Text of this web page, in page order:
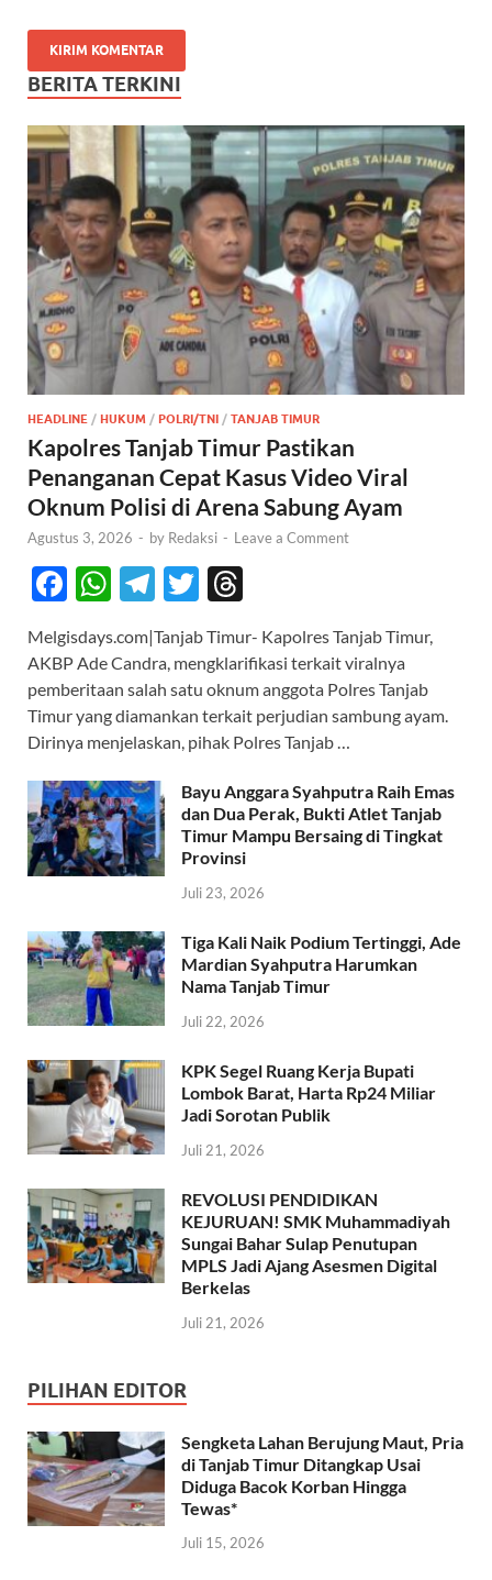
BERITA TERKINI
HEADLINE / HUKUM / POLRI/TNI / TANJAB TIMUR
Kapolres Tanjab Timur Pastikan
Penanganan Cepat Kasus Video Viral
Oknum Polisi di Arena Sabung Ayam
Agustus 3, 2026 - by Redaksi - Leave a Comment
F
e
b
o
o
k
W
at
s
A
p
p
T
e
gr
a
m
T
itt
er
e
a
ds
Melgisdays.com|Tanjab Timur- Kapolres Tanjab Timur,
AKBP Ade Candra, mengklarifikasi terkait viralnya
pemberitaan salah satu oknum anggota Polres Tanjab
Timur yang diamankan terkait perjudian sambung ayam.
Dirinya menjelaskan, pihak Polres Tanjab …
Bayu Anggara Syahputra Raih Emas
dan Dua Perak, Bukti Atlet Tanjab
Timur Mampu Bersaing di Tingkat
Provinsi
Juli 23, 2026
Tiga Kali Naik Podium Tertinggi, Ade
Mardian Syahputra Harumkan
Nama Tanjab Timur
Juli 22, 2026
KPK Segel Ruang Kerja Bupati
Lombok Barat, Harta Rp24 Miliar
Jadi Sorotan Publik
Juli 21, 2026
REVOLUSI PENDIDIKAN
KEJURUAN! SMK Muhammadiyah
Sungai Bahar Sulap Penutupan
MPLS Jadi Ajang Asesmen Digital
Berkelas
Juli 21, 2026
PILIHAN EDITOR
Sengketa Lahan Berujung Maut, Pria
di Tanjab Timur Ditangkap Usai
Diduga Bacok Korban Hingga
Tewas*
Juli 15, 2026